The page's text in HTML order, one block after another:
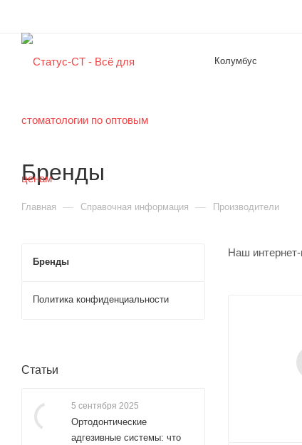
Колумбус
Бренды
Главная — Справочная информация — Производители
Наш
Бренды
Политика конфиденциальности
Статьи
5 сентября 2025
Ортодонтические
адгезивные системы: что